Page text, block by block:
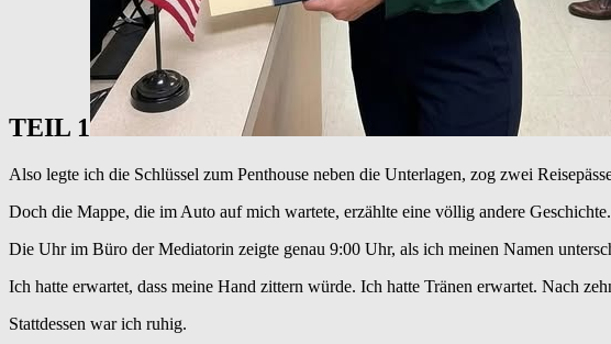
TEIL 1
Also legte ich die Schlüssel zum Penthouse neben die Unterlagen, zog zwei
Doch die Mappe, die im Auto auf mich wartete, erzählte eine völlig andere Geschichte.
Die Uhr im Büro der Mediatorin zeigte genau 9:00 Uhr, als ich meinen Namen
Ich hatte erwartet, dass meine Hand zittern würde. Ich hatte Tränen erwartet. Nach
Stattdessen war ich ruhig.